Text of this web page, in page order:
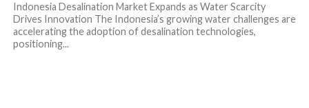
Indonesia Desalination Market Expands as Water Scarcity
Drives Innovation The Indonesia’s growing water challenges are
accelerating the adoption of desalination technologies,
positioning...